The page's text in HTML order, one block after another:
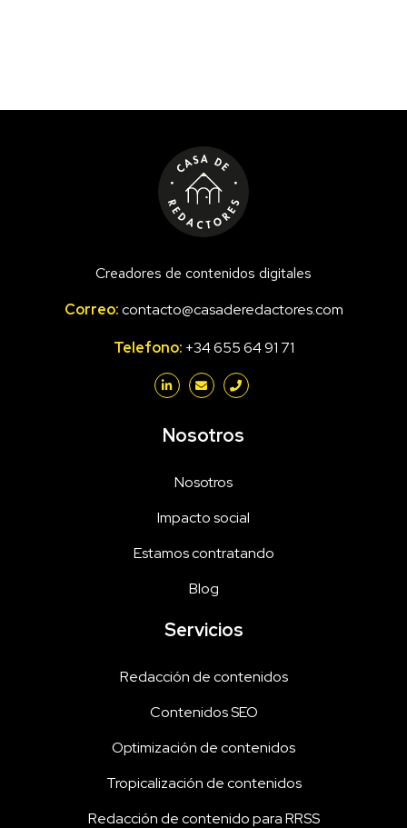
Creadores de contenidos digitales
Correo:contacto@casaderedactores.com
Telefono: +34 655 64 91 71
Nosotros
Nosotros
Impacto social
Estamos contratando
Blog
Servicios
Redacción de contenidos
Contenidos SEO
Optimización de contenidos
Tropicalización de contenidos
Redacción de contenido para RRSS